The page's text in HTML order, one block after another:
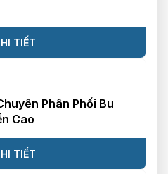
TIẾT
Phân Phối Bu
Cao
TIẾT